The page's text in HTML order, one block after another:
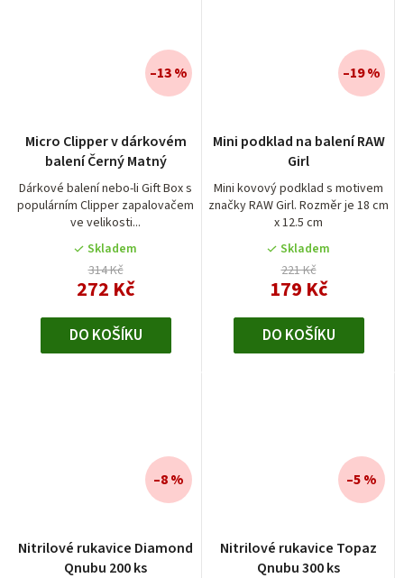
Micro Clipper v dárkovém
balení Černý Matný
Dárkové balení nebo-li Gift Box s
populárním Clipper zapalovačem
ve velikosti...
Skladem
314 Kč
272 Kč
–13 %
DO KOŠÍKU
Mini podklad na balení RAW
Girl
Mini kovový podklad s motivem
značky RAW Girl. Rozměr je 18 cm
x 12.5 cm
Skladem
221 Kč
179 Kč
–19 %
DO KOŠÍKU
Nitrilové rukavice Diamond
Qnubu 200 ks
–8 %
Nitrilové rukavice Topaz
Qnubu 300 ks
–5 %